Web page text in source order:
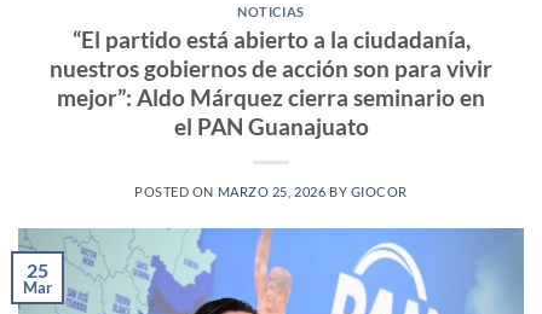
NOTICIAS
“El partido está abierto a la ciudadanía,
nuestros gobiernos de acción son para vivir
mejor”: Aldo Márquez cierra seminario en
el PAN Guanajuato
POSTED ON MARZO 25, 2026 BY GIOCOR
25
Mar